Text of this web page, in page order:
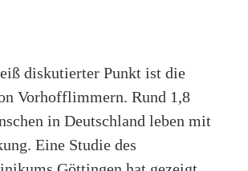
diskutierter Punkt ist die
Vorhofflimmern. Rund 1,8
in Deutschland leben mit
Eine Studie des